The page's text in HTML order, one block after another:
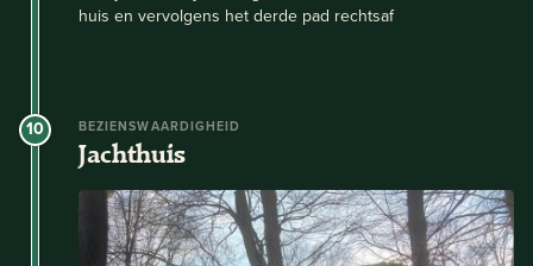
huis en vervolgens het derde pad rechtsaf
10 BEZIENSWAARDIGHEID
Jachthuis